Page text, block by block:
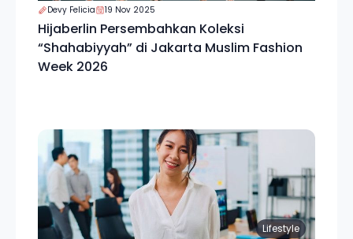
Devy Felicia 19 Nov 2025
Hijaberlin Persembahkan Koleksi
“Shahabiyyah” di Jakarta Muslim Fashion
Week 2026
Lifestyle